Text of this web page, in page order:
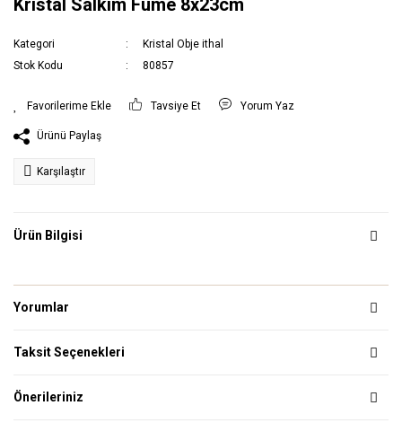
Kristal Salkım Füme 8x23cm
Kategori
Kristal Obje ithal
Stok Kodu
80857
Tavsiye Et Yorum Yaz
Ürünü Paylaş
Karşılaştır
Ürün Bilgisi
Yorumlar
Taksit Seçenekleri
Önerileriniz